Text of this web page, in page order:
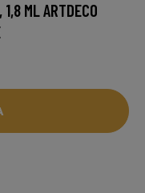
ML ARTDECO